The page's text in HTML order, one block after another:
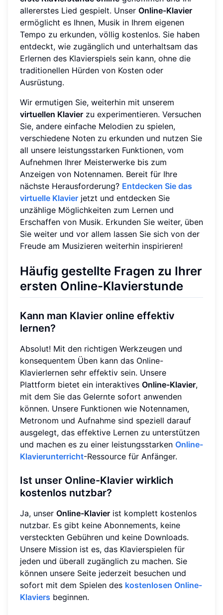
allererstes Lied gespielt. Unser Online-Klavier
ermöglicht es Ihnen, Musik in Ihrem eigenen
Tempo zu erkunden, völlig kostenlos. Sie haben
entdeckt, wie zugänglich und unterhaltsam das
Erlernen des Klavierspiels sein kann, ohne die
traditionellen Hürden von Kosten oder
Ausrüstung.
Wir ermutigen Sie, weiterhin mit unserem
virtuellen Klavier zu experimentieren. Versuchen
Sie, andere einfache Melodien zu spielen,
verschiedene Noten zu erkunden und nutzen Sie
all unsere leistungsstarken Funktionen, vom
Aufnehmen Ihrer Meisterwerke bis zum
Anzeigen von Notennamen. Bereit für Ihre
nächste Herausforderung? Entdecken Sie das
virtuelle Klavier jetzt und entdecken Sie
unzählige Möglichkeiten zum Lernen und
Erschaffen von Musik. Erkunden Sie weiter, üben
Sie weiter und vor allem lassen Sie sich von der
Freude am Musizieren weiterhin inspirieren!
Häufig gestellte Fragen zu Ihrer
ersten Online-Klavierstunde
Kann man Klavier online effektiv
lernen?
Absolut! Mit den richtigen Werkzeugen und
konsequentem Üben kann das Online-
Klavierlernen sehr effektiv sein. Unsere
Plattform bietet ein interaktives Online-Klavier,
mit dem Sie das Gelernte sofort anwenden
können. Unsere Funktionen wie Notennamen,
Metronom und Aufnahme sind speziell darauf
ausgelegt, das effektive Lernen zu unterstützen
und machen es zu einer leistungsstarken Online-
Klavierunterricht-Ressource für Anfänger.
Ist unser Online-Klavier wirklich
kostenlos nutzbar?
Ja, unser Online-Klavier ist komplett kostenlos
nutzbar. Es gibt keine Abonnements, keine
versteckten Gebühren und keine Downloads.
Unsere Mission ist es, das Klavierspielen für
jeden und überall zugänglich zu machen. Sie
können unsere Seite jederzeit besuchen und
sofort mit dem Spielen des kostenlosen Online-
Klaviers beginnen.